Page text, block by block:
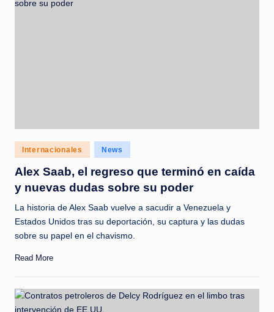
s
Posted
in
Internacionales News
Alex Saab, el regreso que terminó en caída
y nuevas dudas sobre su poder
La historia de Alex Saab vuelve a sacudir a Venezuela y
Estados Unidos tras su deportación, su captura y las dudas
sobre su papel en el chavismo.
Read More